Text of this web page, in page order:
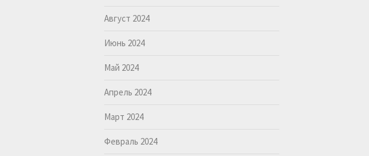
Август 2024
Июнь 2024
Май 2024
Апрель 2024
Март 2024
Февраль 2024